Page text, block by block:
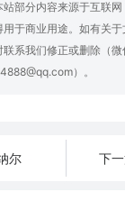
站部分内容来源于互联
用于商业用途。如有关
联系我们修正或删除（
）。
尔 下